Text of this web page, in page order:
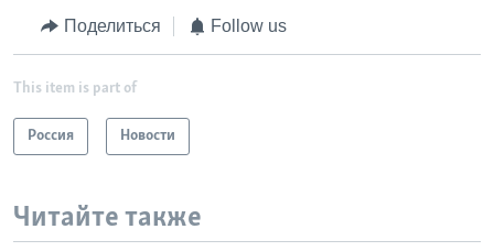
Поделиться Follow us
This item is part of
Россия Новости
Читайте также